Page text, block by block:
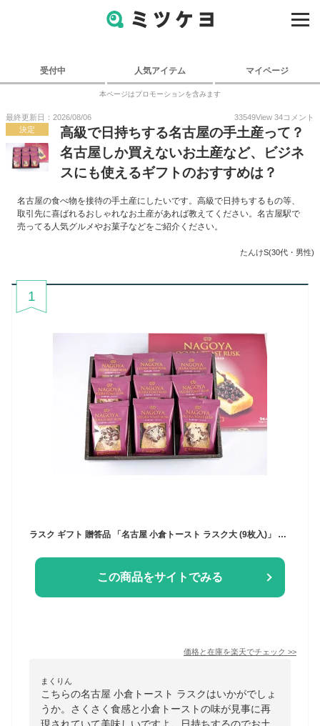
受付中 人気アイテム マイページ
本ページはプロモーションを含みます
最終更新日：2026/08/06 33549View 34コメント
決定
高級で日持ちする名古屋の手土産って？
名古屋しか買えないお土産など、ビジネ
スにも使えるギフトのおすすめは？
名古屋の食べ物を接待の手土産にしたいです。高級で日持ちするもの等、
取引先に喜ばれるおしゃれなお土産があれば教えてください。名古屋駅で
売ってる人気グルメやお菓子などをご紹介ください。
たんけS(30代・男性)
1
ラスク ギフト 贈答品 「名古屋 小倉トースト ラスク大 (9枚入)」 名古屋 愛知県 愛知 お菓子 お土産 土産 スイーツ 小倉 あん トースト 洋菓子 あす楽 七五三 お歳暮 お中元 茶菓子 父の日
この商品をサイトでみる
価格と在庫を楽天でチェック >>
まくりん
こちらの名古屋 小倉トースト ラスクはいかがでしょ
うか。さくさく食感と小倉トーストの味が見事に再